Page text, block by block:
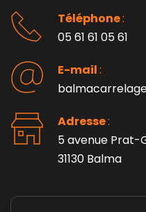
Téléphone :
05 61 61 05 61
E-mail :
Adresse :
5 avenue Prat-
31130 Balma